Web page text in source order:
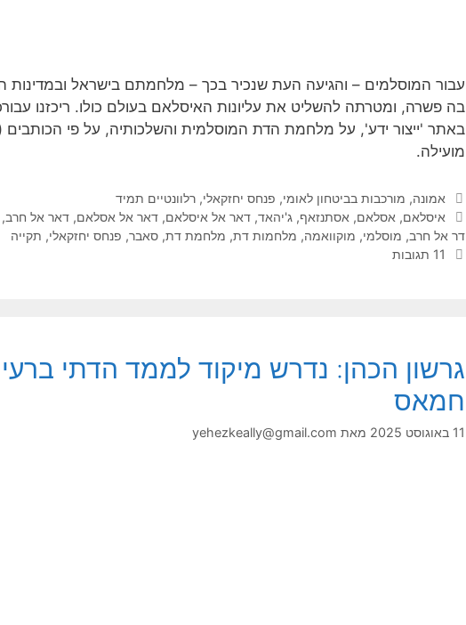
עבור המוסלמים – והגיעה העת שנכיר בכך – מלחמתם בישראל
בה פשרה, ומטרתה להשליט את עליונות האיסלאם בעולם כולו. ריכזנו
באתר 'ייצור ידע', על מלחמת הדת המוסלמית והשלכותיה, על פי
מועילה.
קטגוריות
אמונה, מורכבות בביטחון לאומי, פנחס יחזקאלי, רלוונטיים תמיד
תגיות
איסלאם, אסלאם, אסתנזאף, ג'יהאד, דאר אל איסלאם, דאר אל אסלאם, דאר אל חרב,
דר אל חרב, מוסלמי, מוקוואמה, מלחמות דת, מלחמת דת, סאבר, פנחס יחזקאלי, תקייה
11 תגובות
גרשון הכהן: נדרש מיקוד לממד הדתי
חמאס
11 באוגוסט 2025 מאת yehezkeally@gmail.com